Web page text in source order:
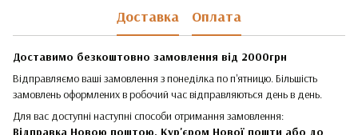
Доставка Оплата
Доставимо безкоштовно замовлення від 2000грн
Відправляємо ваші замовлення з понеділка по п'ятницю. Більшість
замовлень оформлених в робочий час відправляються день в день.
Для вас доступні наступні способи отримання замовлення:
Відправка Новою поштою, Кур'єром Нової пошти або до